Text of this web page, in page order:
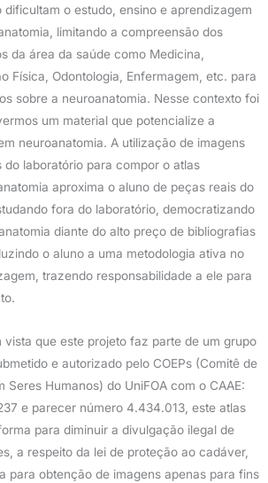
dificultam o estudo, ensino e aprendizagem
limitando a compreensão dos
da área da saúde como Medicina,
Física, Odontologia, Enfermagem, etc. para
sobre a neuroanatomia. Nesse contexto foi
um material que potencialize a
neuroanatomia. A utilização de imagens
laboratório para compor o atlas
aproxima o aluno de peças reais do
fora do laboratório, democratizando
diante do alto preço de bibliografias
o aluno a uma metodologia ativa no
trazendo responsabilidade a ele para
vista que este projeto faz parte de um grupo
e autorizado pelo COEPs (Comitê de
Seres Humanos) do UniFOA com o CAAE:
e parecer número 4.434.013, este atlas
para diminuir a divulgação ilegal de
a respeito da lei de proteção ao cadáver,
para obtenção de imagens apenas para fins